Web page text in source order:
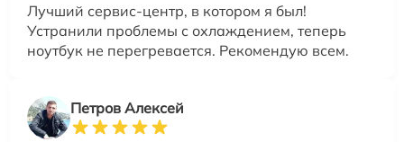
Лучший сервис-центр, в котором я был!
Устранили проблемы с охлаждением, теперь
ноутбук не перегревается. Рекомендую всем.
Петров Алексей